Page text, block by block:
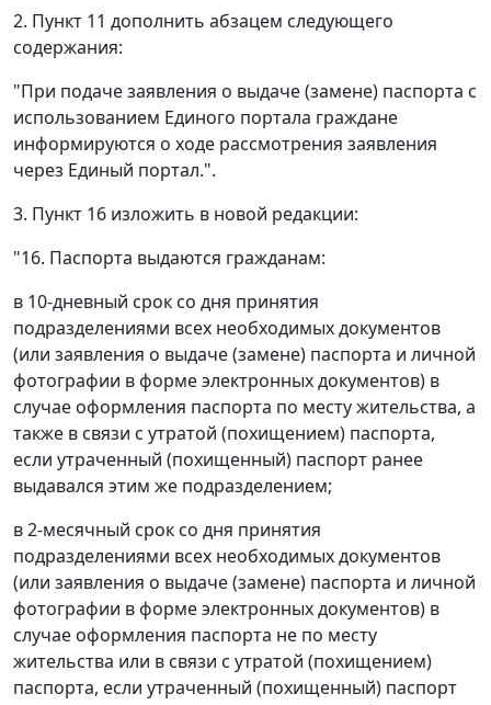
2. Пункт 11 дополнить абзацем следующего
содержания:
"При подаче заявления о выдаче (замене) паспорта с
использованием Единого портала граждане
информируются о ходе рассмотрения заявления
через Единый портал.".
3. Пункт 16 изложить в новой редакции:
"16. Паспорта выдаются гражданам:
в 10-дневный срок со дня принятия
подразделениями всех необходимых документов
(или заявления о выдаче (замене) паспорта и личной
фотографии в форме электронных документов) в
случае оформления паспорта по месту жительства, а
также в связи с утратой (похищением) паспорта,
если утраченный (похищенный) паспорт ранее
выдавался этим же подразделением;
в 2-месячный срок со дня принятия
подразделениями всех необходимых документов
(или заявления о выдаче (замене) паспорта и личной
фотографии в форме электронных документов) в
случае оформления паспорта не по месту
жительства или в связи с утратой (похищением)
паспорта, если утраченный (похищенный) паспорт